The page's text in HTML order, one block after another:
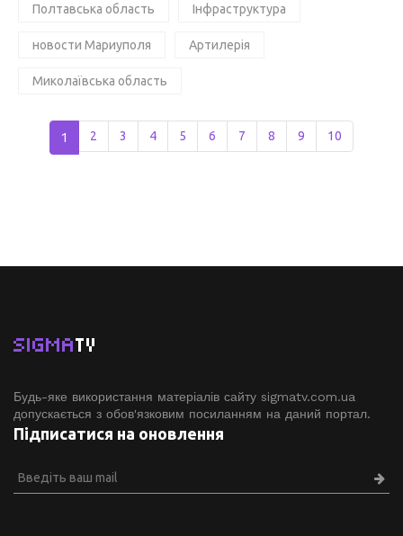
Полтавська область Інфраструктура
новости Мариуполя Артилерія
Миколаївська область
1 2 3 4 5 6 7 8 9 10
SIGMATV
Будь-яке використання матеріалів сайту sigmatv.com.ua
допускається з обов'язковим посиланням на даний портал.
Підписатися на оновлення